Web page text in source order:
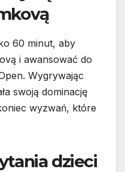
60 minut, aby
i awansować do
Wygrywając
swoją dominację
wyzwań, które
dzieci